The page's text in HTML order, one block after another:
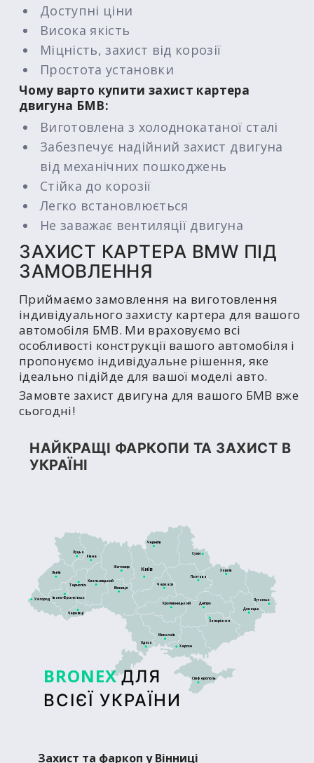
Доступні ціни
Висока якість
Міцність, захист від корозії
Простота установки
Чому варто купити захист картера
двигуна БМВ:
Виготовлена з холоднокатаної сталі
Забезпечує надійний захист двигуна
від механічних пошкоджень
Стійка до корозії
Легко встановлюється
Не заважає вентиляції двигуна
ЗАХИСТ КАРТЕРА BMW ПІД
ЗАМОВЛЕННЯ
Приймаємо замовлення на виготовлення
індивідуального захисту картера для вашого
автомобіля БМВ. Ми враховуємо всі
особливості конструкції вашого автомобіля і
пропонуємо індивідуальне рішення, яке
ідеально підійде для вашої моделі авто.
Замовте захист двигуна для вашого БМВ вже
сьогодні!
НАЙКРАЩІ ФАРКОПИ ТА ЗАХИСТ В
УКРАЇНІ
BRONEX ДЛЯ
ВСІЄЇ УКРАЇНИ
Сімферополь
Луцьк
Київ
Житомир
Тернопіль
Рівне
Львів
Дніпро
Кропивницький
Харків
Полтава
Черкаси
Суми
Чернігів
Запоріжжя
Херсон
Донецьк
Луганськ
Ужгород
Чернівці
Вінниця
Хмельницький
Івано-Франківськ
Миколаїв
Одеса
Захист та фаркоп у Вінниці